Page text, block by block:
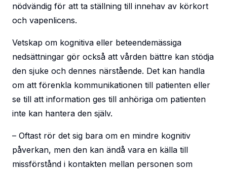
nödvändig för att ta ställning till innehav av körkort
och vapenlicens.
Vetskap om kognitiva eller beteendemässiga
nedsättningar gör också att vården bättre kan stödja
den sjuke och dennes närstående. Det kan handla
om att förenkla kommunikationen till patienten eller
se till att information ges till anhöriga om patienten
inte kan hantera den själv.
– Oftast rör det sig bara om en mindre kognitiv
påverkan, men den kan ändå vara en källa till
missförstånd i kontakten mellan personen som